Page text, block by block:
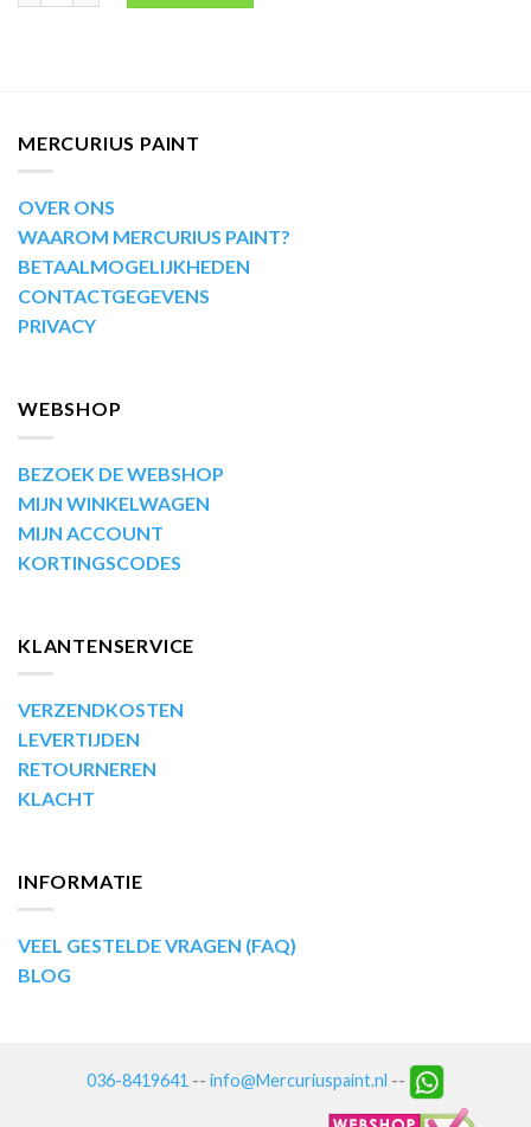
MERCURIUS PAINT
OVER ONS
WAAROM MERCURIUS PAINT?
BETAALMOGELIJKHEDEN
CONTACTGEGEVENS
PRIVACY
WEBSHOP
BEZOEK DE WEBSHOP
MIJN WINKELWAGEN
MIJN ACCOUNT
KORTINGSCODES
KLANTENSERVICE
VERZENDKOSTEN
LEVERTIJDEN
RETOURNEREN
KLACHT
INFORMATIE
VEEL GESTELDE VRAGEN (FAQ)
BLOG
036-8419641 -- info@Mercuriuspaint.nl --